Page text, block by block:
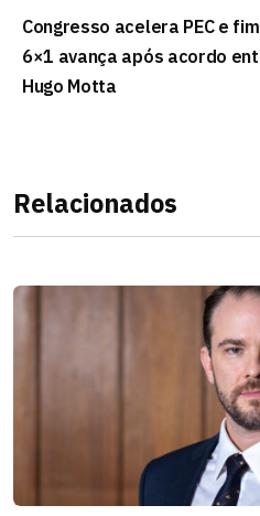
Congresso acelera PEC e
6×1 avança após acordo
Hugo Motta
Relacionados